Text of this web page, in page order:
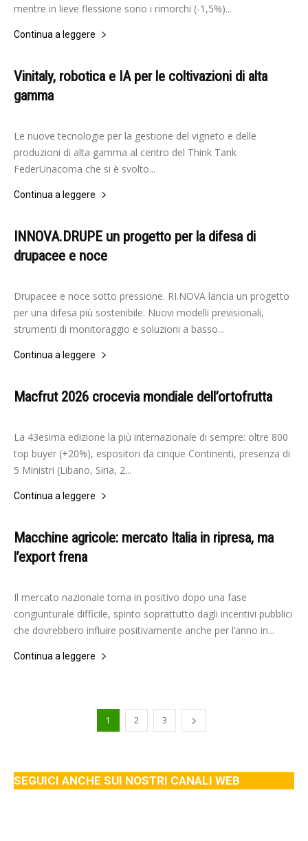
mentre in lieve flessione sono i rimorchi (-1,5%)...
Continua a leggere
Vinitaly, robotica e IA per le coltivazioni di alta
gamma
Elisabetta Gori
Le nuove tecnologie per la gestione del vigneto e delle
produzioni di alta gamma al centro del Think Tank
FederUnacoma che si è svolto...
Continua a leggere
INNOVA.DRUPE un progetto per la difesa di
drupacee e noce
Elisabetta Gori - 20 Aprile 2026
Drupacee e noce sotto pressione. RI.NOVA lancia un progetto
per una difesa più sostenibile. Nuovi modelli previsionali,
strumenti di monitoraggio e soluzioni a basso...
Continua a leggere
Macfrut 2026 crocevia mondiale dell’ortofrutta
Elisabetta Gori - 20 Aprile 2026
La 43esima edizione la più internazionale di sempre: oltre 800
top buyer (+20%), espositori da cinque Continenti, presenza di
5 Ministri (Libano, Siria, 2...
Continua a leggere
Macchine agricole: mercato Italia in ripresa, ma
l’export frena
Elisabetta Gori - 9 Febbraio 2026
Il mercato nazionale torna in positivo dopo una fase
congiunturale difficile, spinto soprattutto dagli incentivi pubblici
che dovrebbero influire positivamente anche per l’anno in...
Continua a leggere
1 2 3
SEGUICI ANCHE SUI NOSTRI CANALI WEB